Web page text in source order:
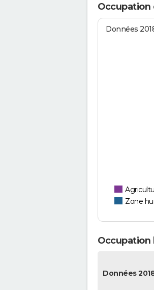
Occupation
Données
Zone
Occupation
Données